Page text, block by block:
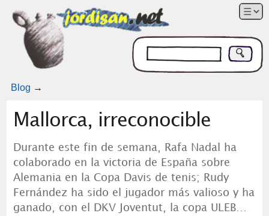
Blog →
Mallorca, irreconocible
Durante este fin de semana, Rafa Nadal ha
colaborado en la victoria de España sobre
Alemania en la Copa Davis de tenis; Rudy
Fernández ha sido el jugador más valioso y ha
ganado, con el DKV Joventut, la copa ULEB…